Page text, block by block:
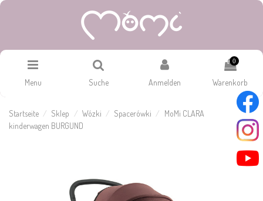
Menu Suche Anmelden
0
Warenkorb
Startseite Sklep Wózki Spacerówki
MoMi CLARA
kinderwagen BURGUND